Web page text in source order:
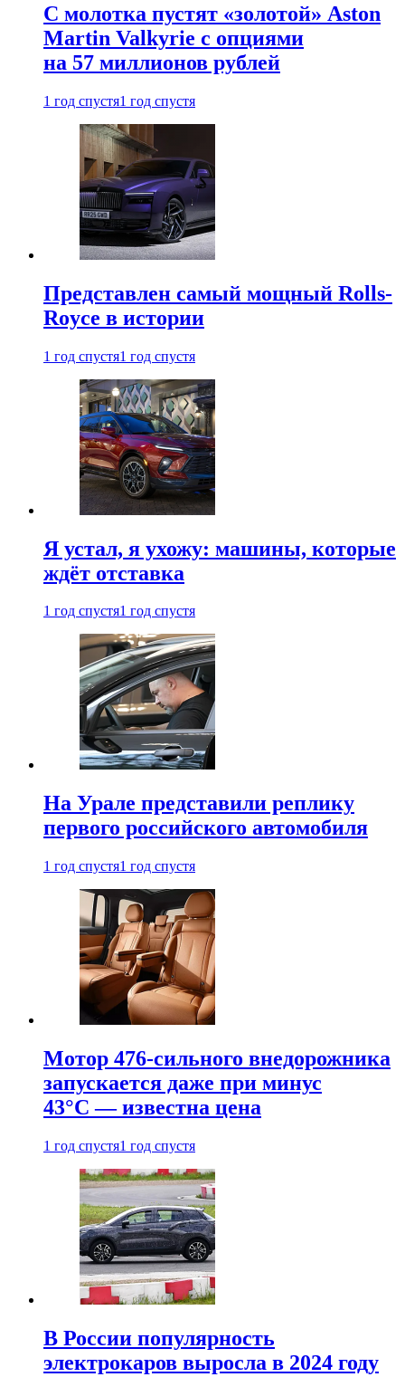
С молотка пустят «золотой» Aston
Martin Valkyrie с опциями
на 57 миллионов рублей
1 год спустя1 год спустя
Представлен самый мощный Rolls-
Royce в истории
1 год спустя1 год спустя
Я устал, я ухожу: машины, которые
ждёт отставка
1 год спустя1 год спустя
На Урале представили реплику
первого российского автомобиля
1 год спустя1 год спустя
Мотор 476-сильного внедорожника
запускается даже при минус
43°С — известна цена
1 год спустя1 год спустя
В России популярность
электрокаров выросла в 2024 году